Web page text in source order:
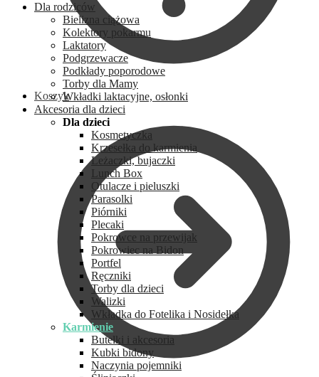
Koszyk
Dla rodziców
Bielizna ciążowa
Kolektory pokarmu
Laktatory
Podgrzewacze
Podkłady poporodowe
Torby dla Mamy
Wkładki laktacyjne, osłonki
Akcesoria dla dzieci
Dla dzieci
Kosmetyczka
Krzesełka do karmienia
Leżaczki, bujaczki
Lunch Box
Otulacze i pieluszki
Parasolki
Piórniki
Plecaki
Pokrowce na przewijak
Pokrowiec na Bidon
Portfel
Ręczniki
Torby dla dzieci
Walizki
Wkładka do Fotelika i Nosidełka
Karmienie
Butelki i akcesoria
Kubki bidony
Naczynia pojemniki